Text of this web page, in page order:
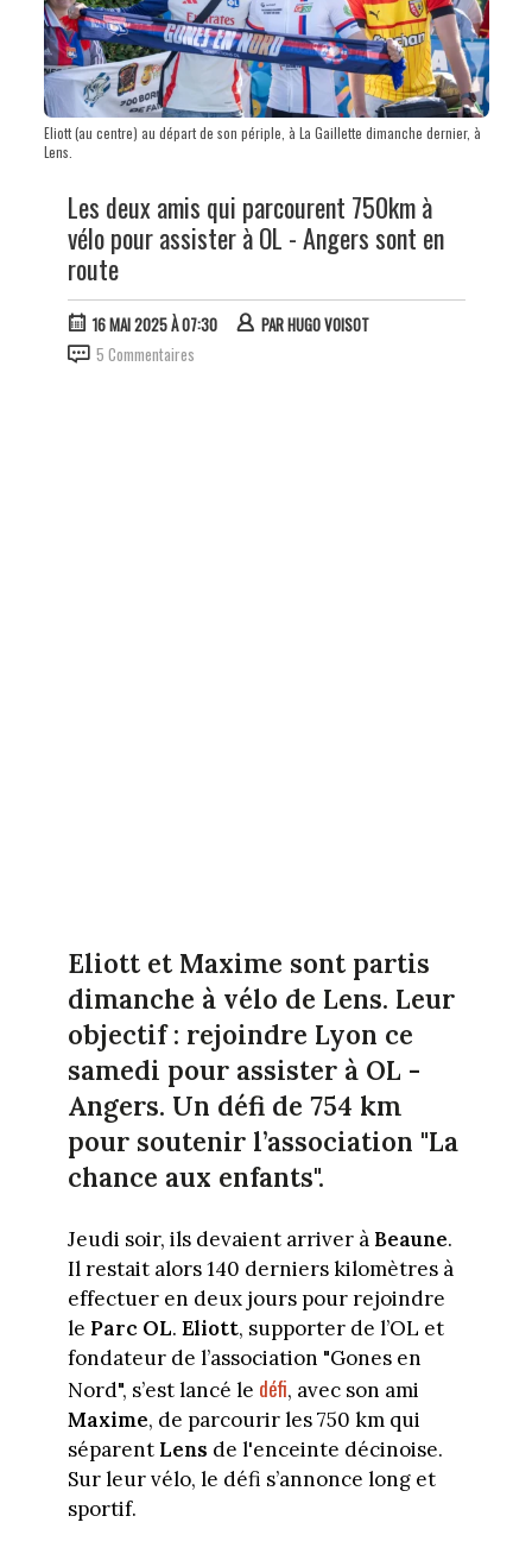
Eliott (au centre) au départ de son périple, à La Gaillette dimanche dernier, à
Lens.
Les deux amis qui parcourent 750km à
vélo pour assister à OL - Angers sont en
route
16 MAI 2025 À 07:30 PARHUGO VOISOT
5 Commentaires
Eliott et Maxime sont partis
dimanche à vélo de Lens. Leur
objectif : rejoindre Lyon ce
samedi pour assister à OL -
Angers. Un défi de 754 km
pour soutenir l’association "La
chance aux enfants".
Jeudi soir, ils devaient arriver à Beaune.
Il restait alors 140 derniers kilomètres à
effectuer en deux jours pour rejoindre
le Parc OL. Eliott, supporter de l’OL et
fondateur de l’association "Gones en
Nord", s’est lancé le défi, avec son ami
Maxime, de parcourir les 750 km qui
séparent Lens de l'enceinte décinoise.
Sur leur vélo, le défi s’annonce long et
sportif.